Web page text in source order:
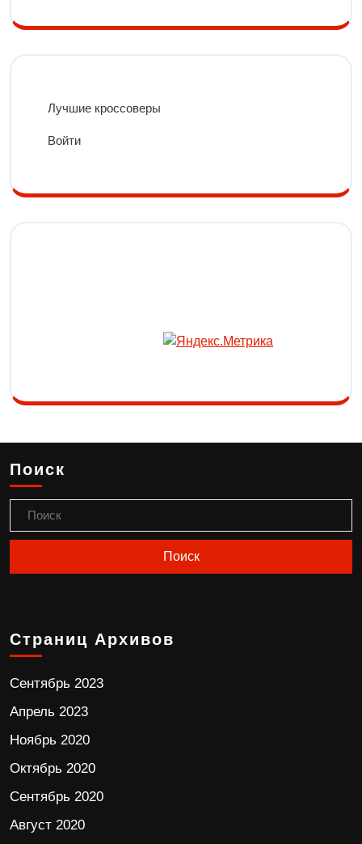
Лучшие кроссоверы
Войти
Поиск
Страниц Архивов
Сентябрь 2023
Апрель 2023
Ноябрь 2020
Октябрь 2020
Сентябрь 2020
Август 2020